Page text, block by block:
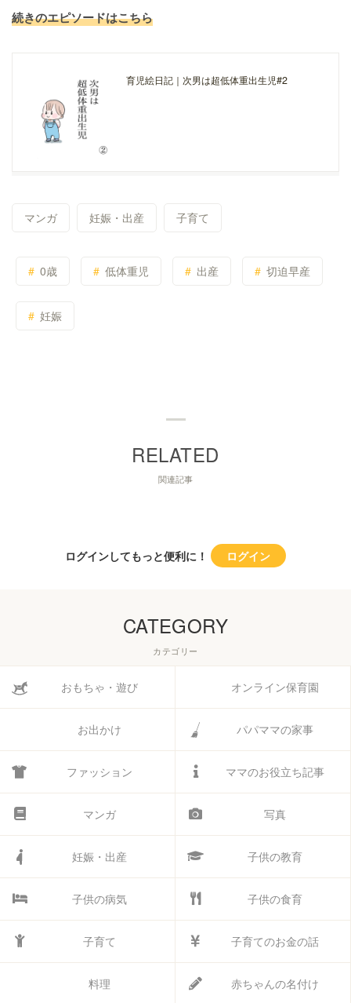
続きのエピソードはこちら
育児絵日記｜次男は超低体重出生児#2
マンガ 妊娠・出産 子育て
0歳 低体重児 出産 切迫早産
妊娠
関連記事
ログインしてもっと便利に！ ログイン
CATEGORY
カテゴリー
おもちゃ・遊び オンライン保育園
お出かけ パパママの家事
ファッション ママのお役立ち記事
マンガ 写真
妊娠・出産 子供の教育
子供の病気 子供の食育
子育て 子育てのお金の話
料理 赤ちゃんの名付け